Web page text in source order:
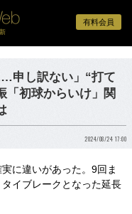
有料会員
申し訳ない」“打て
「初球からいけ」関
2024/08/24 17:00
に違いがあった。9回ま
イブレークとなった延長